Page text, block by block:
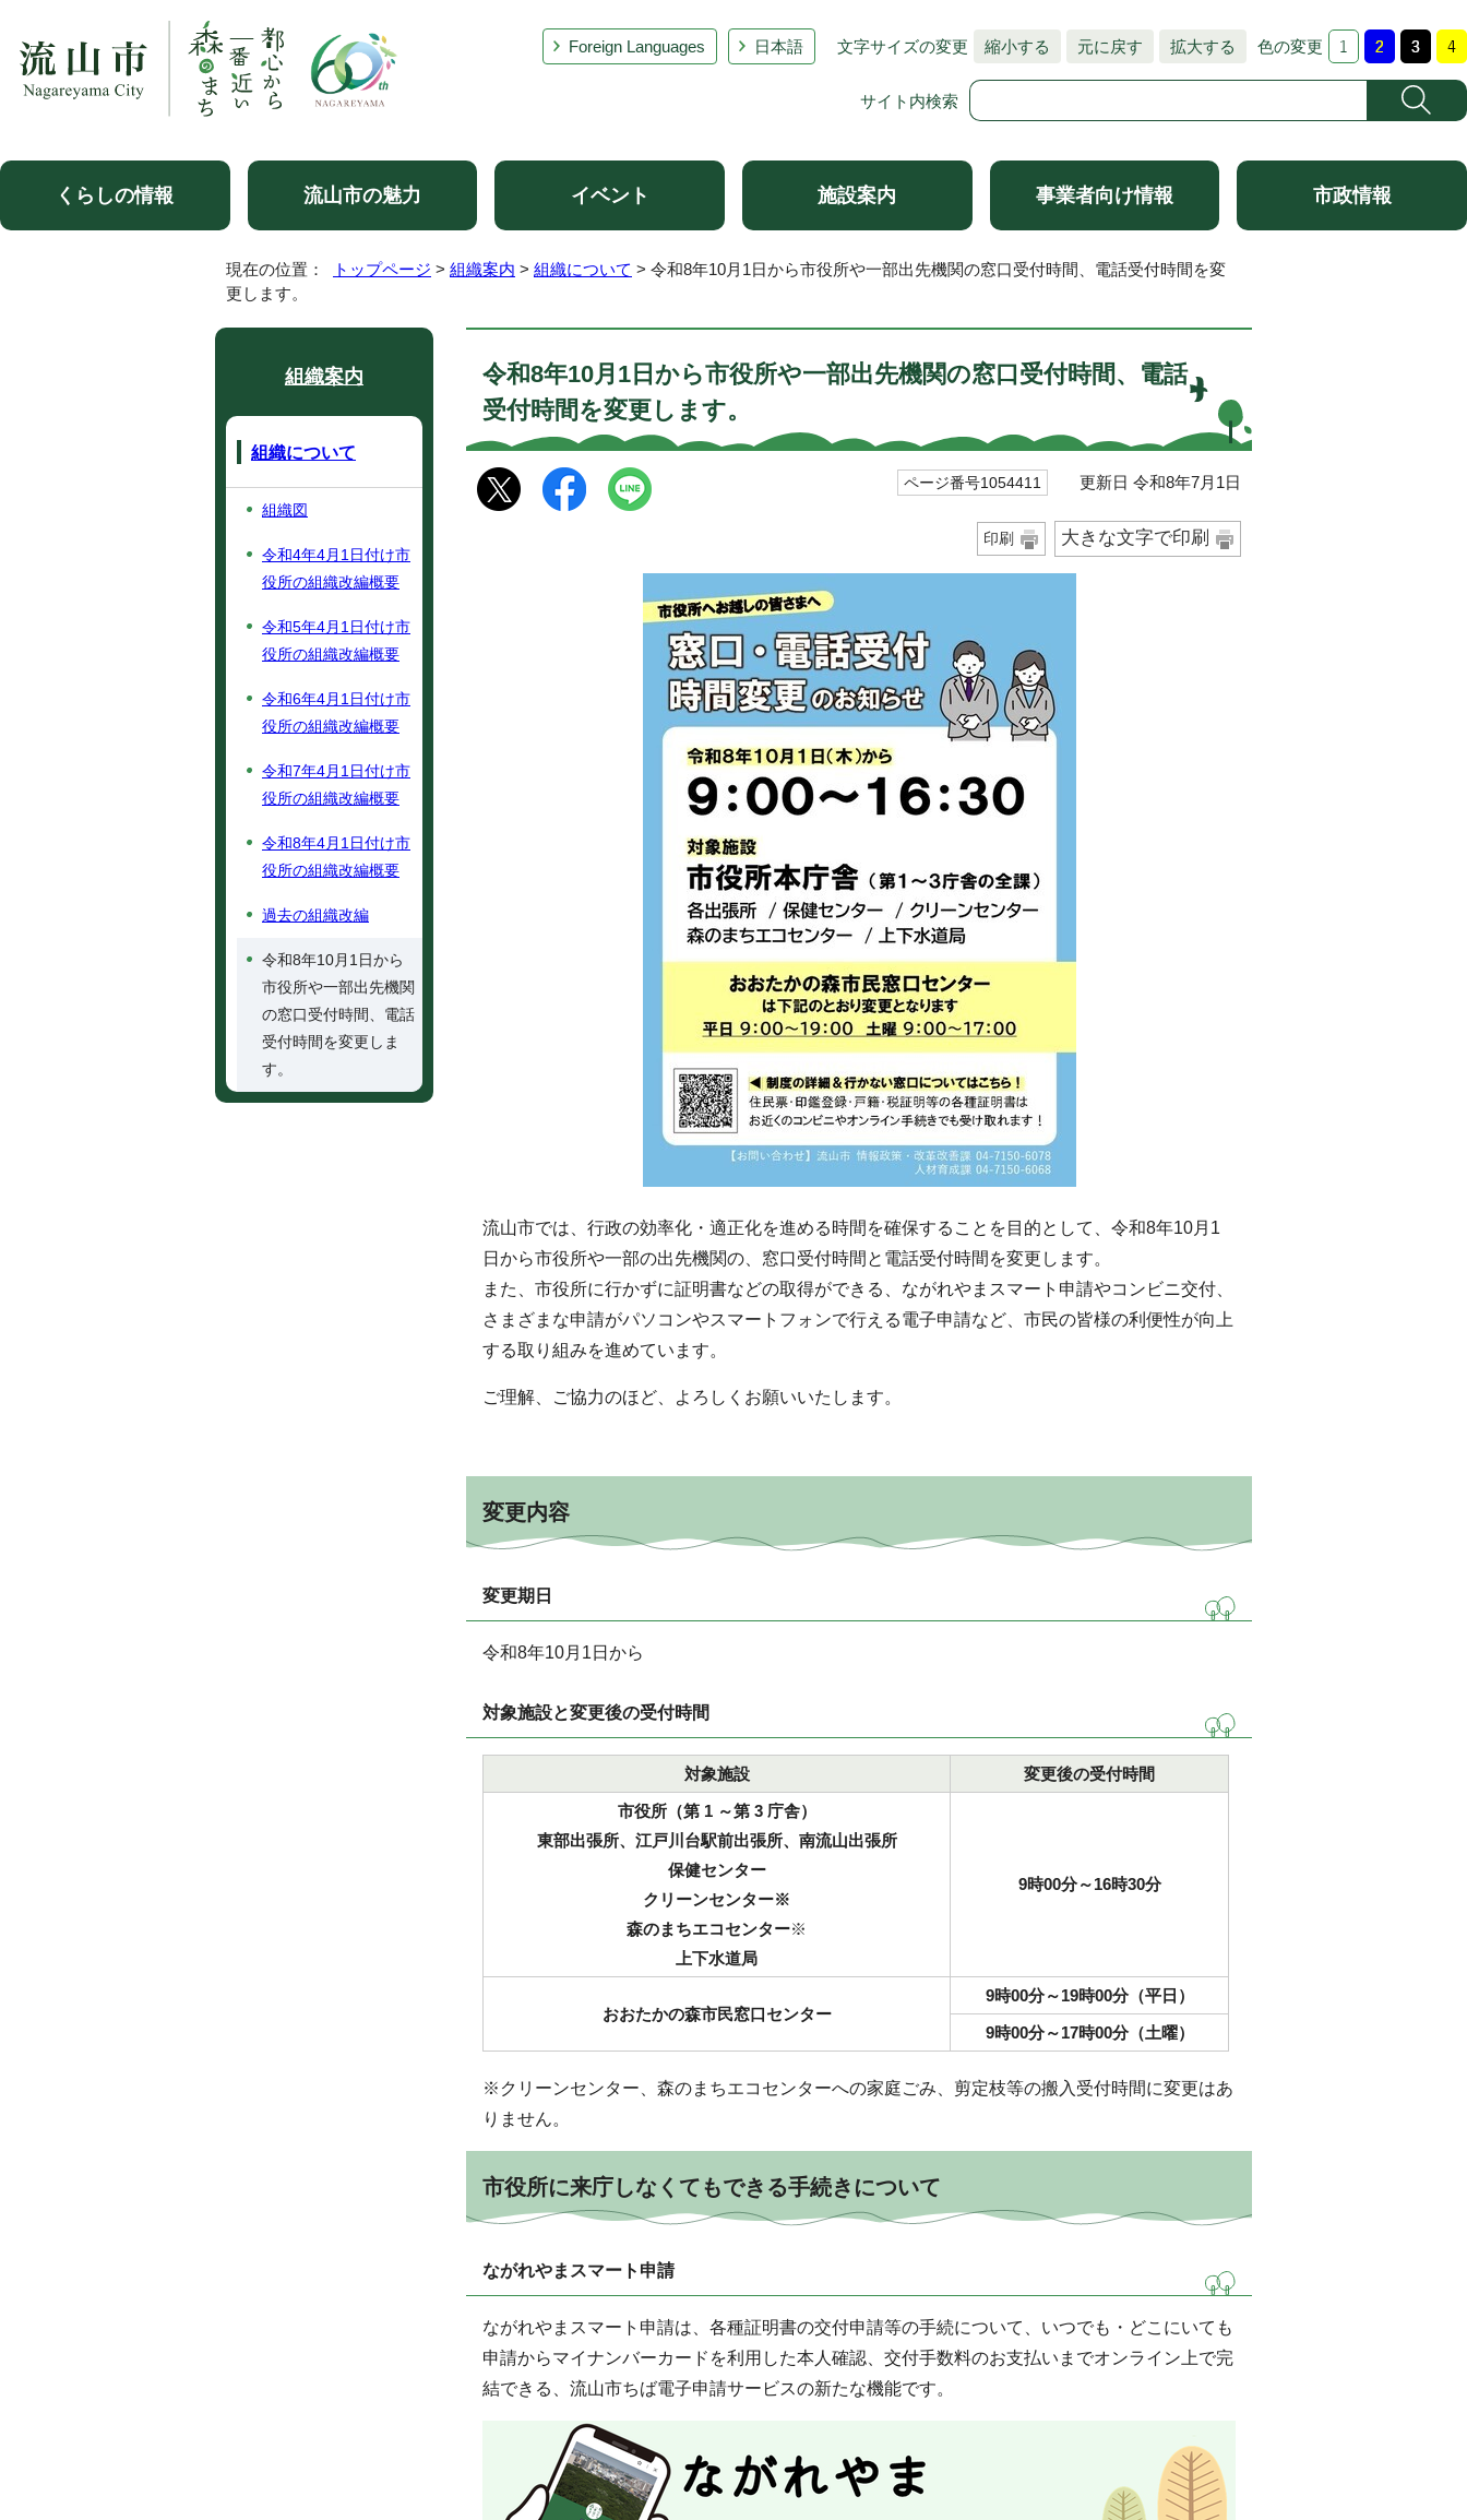
Foreign Languages 日本語 文字サイズの変更 縮小する 元に戻す 拡大する 色の変更
サイト内検索
くらしの情報 流山市の魅力 イベント 施設案内 事業者向け情報 市政情報
現在の位置： トップページ > 組織案内 > 組織について > 令和8年10月1日から市役所や一部出先機関の窓口受付時間、電話受付時間を変
更します。
令和8年10月1日から市役所や一部出先機関の窓口受付時間、電話
受付時間を変更します。
ページ番号1054411 更新日 令和8年7月1日
印刷 大きな文字で印刷
流山市では、行政の効率化・適正化を進める時間を確保することを目的として、令和8年10月1
日から市役所や一部の出先機関の、窓口受付時間と電話受付時間を変更します。
また、市役所に行かずに証明書などの取得ができる、ながれやまスマート申請やコンビニ交付、
さまざまな申請がパソコンやスマートフォンで行える電子申請など、市民の皆様の利便性が向上
する取り組みを進めています。
ご理解、ご協力のほど、よろしくお願いいたします。
変更内容
変更期日
令和8年10月1日から
対象施設と変更後の受付時間
対象施設
変更後の受付時間
市役所（第 1 ～第 3 庁舎）
東部出張所、江戸川台駅前出張所、南流山出張所
保健センター
クリーンセンター※
森のまちエコセンター※
上下水道局
9時00分～16時30分
おおたかの森市民窓口センター
9時00分～19時00分（平日）
9時00分～17時00分（土曜）
※クリーンセンター、森のまちエコセンターへの家庭ごみ、剪定枝等の搬入受付時間に変更はあ
りません。
市役所に来庁しなくてもできる手続きについて
ながれやまスマート申請
ながれやまスマート申請は、各種証明書の交付申請等の手続について、いつでも・どこにいても
申請からマイナンバーカードを利用した本人確認、交付手数料のお支払いまでオンライン上で完
結できる、流山市ちば電子申請サービスの新たな機能です。
組織案内
組織について
組織図
令和4年4月1日付け市
役所の組織改編概要
令和5年4月1日付け市
役所の組織改編概要
令和6年4月1日付け市
役所の組織改編概要
令和7年4月1日付け市
役所の組織改編概要
令和8年4月1日付け市
役所の組織改編概要
過去の組織改編
令和8年10月1日から
市役所や一部出先機関
の窓口受付時間、電話
受付時間を変更しま
す。